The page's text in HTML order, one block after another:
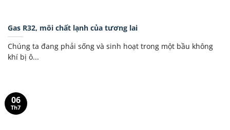
Gas R32, môi chất lạnh của tương lai
Chúng ta đang phải sống và sinh hoạt trong một bầu không
khí bị ô...
06
Th7